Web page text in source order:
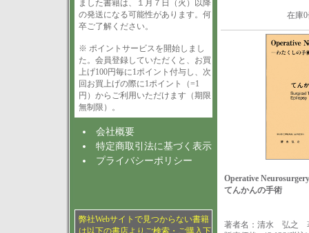
ました書籍は、１月７日（火）以降
の発送になる可能性があります。何
卒ご了解ください。
※ ポイントサービスを開始しまし
た。会員登録していただくと、お買
上げ100円毎に1ポイント付与し、次
回お買上げの際に1ポイント（=1
円）からご利用いただけます（期限
無制限）。
会社概要
特定商取引法に基づく表示
プライバシーポリシー
弊社Webサイトで見つからない書籍
は以下の書店よりご検索・ご購入下
在
Operative
てんかんの手術
著者名：清水 弘之